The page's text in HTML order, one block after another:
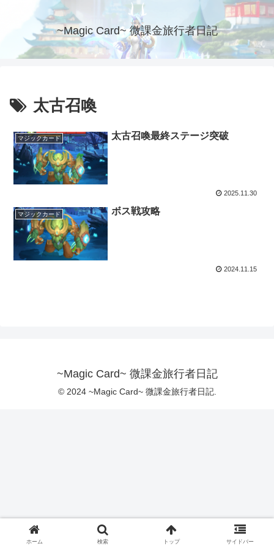
~Magic Card~ 微課金旅行者日記
太古召喚
マジックカード 太古召喚最終ステージ突破
2025.11.30
マジックカード ボス戦攻略
2024.11.15
~Magic Card~ 微課金旅行者日記
© 2024 ~Magic Card~ 微課金旅行者日記.
ホーム 検索 トップ サイドバー